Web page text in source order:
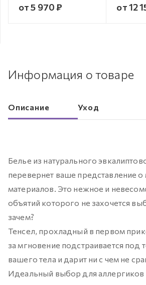
от 5 970 ₽ от 12
Информация о товаре
Описание Уход
Белье из натурального
перевернет ваше представление о
материалов. Это нежное и
объятий которого не захочется
зачем?
Тенсел, прохладный в первом
за мгновение подстраивается под
вашего тела и дарит ни с чем не
Идеальный выбор для аллергиков